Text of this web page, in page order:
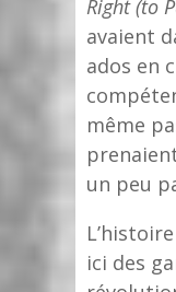
Right (to
avaient
ados en
même
un peu
ici des